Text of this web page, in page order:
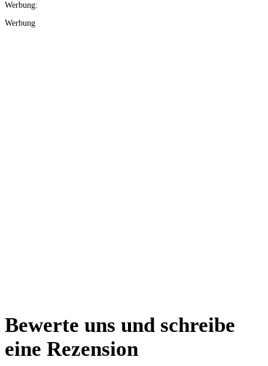
Werbung:
Werbung
Bewerte uns und schreibe
eine Rezension